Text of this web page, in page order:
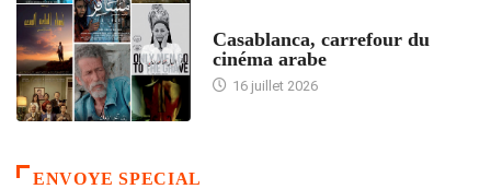
Casablanca, carrefour du
cinéma arabe
16 juillet 2026
ENVOYE SPECIAL